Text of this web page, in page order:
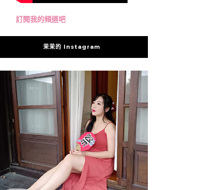
訂閱我的頻道吧
茉茉的 Instagram